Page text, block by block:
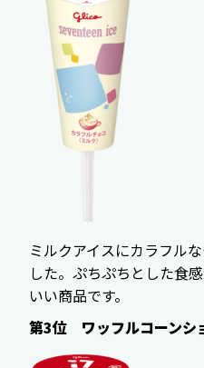
ミルクアイスにカラフル
した。ぷちぷちとした食
いい商品です。
第3位 ワッフルコーン